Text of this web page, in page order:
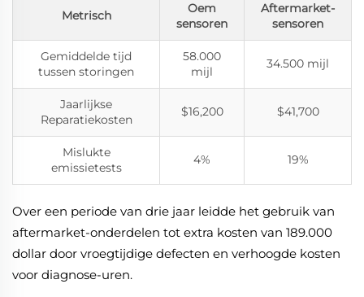
Metrisch
Oem
sensoren
Aftermarket-
sensoren
Gemiddelde tijd
tussen storingen
58.000
mijl
34.500 mijl
Jaarlijkse
Reparatiekosten
$16,200 $41,700
Mislukte
emissietests
4% 19%
Over een periode van drie jaar leidde het gebruik van
aftermarket-onderdelen tot extra kosten van 189.000
dollar door vroegtijdige defecten en verhoogde kosten
voor diagnose-uren.